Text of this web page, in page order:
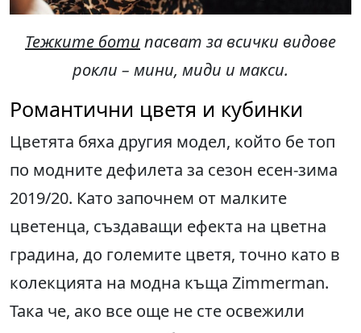
Тежките боти пасват за всички видове
рокли – мини, миди и макси.
Романтични цветя и кубинки
Цветята бяха другия модел, който бе топ
по модните дефилета за сезон есен-зима
2019/20. Като започнем от малките
цветенца, създаващи ефекта на цветна
градина, до големите цветя, точно като в
колекцията на модна къща Zimmerman.
Така че, ако все още не сте освежили